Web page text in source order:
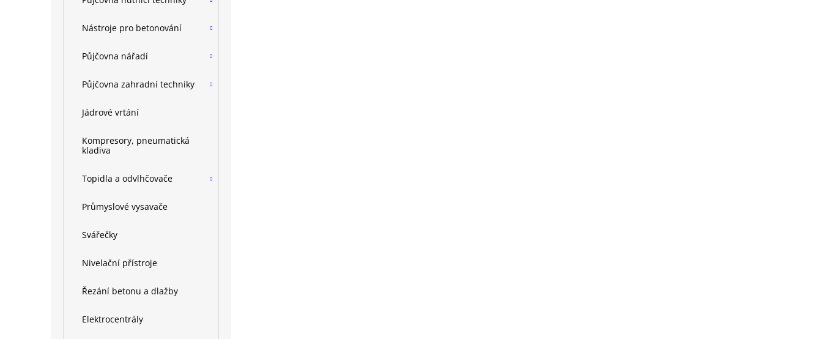
Nástroje pro betonování
Půjčovna nářadí
Půjčovna zahradní techniky
Jádrové vrtání
Kompresory, pneumatická
kladiva
Topidla a odvlhčovače
Průmyslové vysavače
Svářečky
Nivelační přístroje
Řezání betonu a dlažby
Elektrocentrály